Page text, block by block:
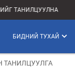
ТАНИЛЦУУЛНА
БИДНИЙ ТУХАЙ
ТАНИЛЦУУЛГА